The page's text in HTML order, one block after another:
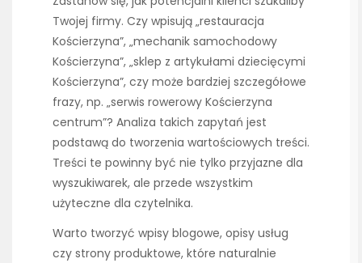
Twojej firmy. Czy wpisują „restauracja
Kościerzyna”, „mechanik samochodowy
Kościerzyna”, „sklep z artykułami dziecięcymi
Kościerzyna”, czy może bardziej szczegółowe
frazy, np. „serwis rowerowy Kościerzyna
centrum”? Analiza takich zapytań jest
podstawą do tworzenia wartościowych treści.
Treści te powinny być nie tylko przyjazne dla
wyszukiwarek, ale przede wszystkim
użyteczne dla czytelnika.
Warto tworzyć wpisy blogowe, opisy usług
czy strony produktowe, które naturalnie